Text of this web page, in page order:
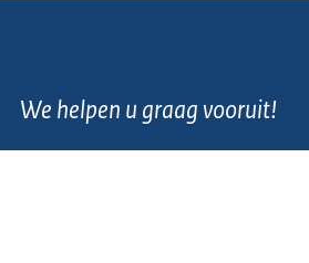
We helpen u graag vooruit!